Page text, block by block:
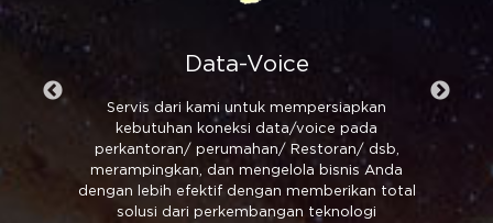
Data-Voice
Servis dari kami untuk mempersiapkan
kebutuhan koneksi data/voice pada
perkantoran/ perumahan/ Restoran/ dsb,
merampingkan, dan mengelola bisnis Anda
dengan lebih efektif dengan memberikan total
solusi dari perkembangan teknologi